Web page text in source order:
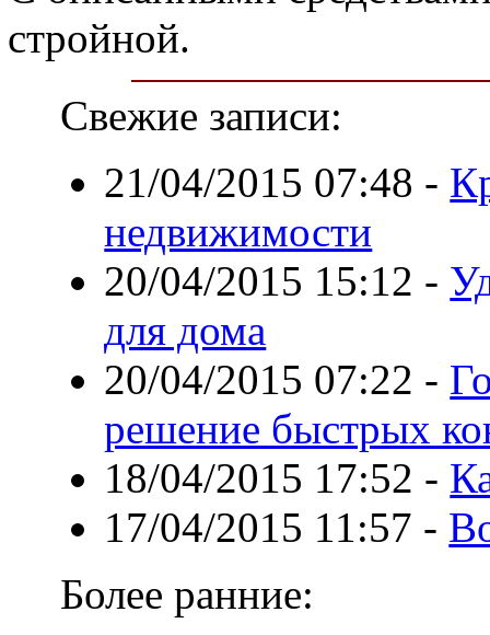
стройной.
Свежие записи:
21/04/2015 07:48 -
недвижимости
20/04/2015 15:12 -
для дома
20/04/2015 07:22 -
решение быстрых
18/04/2015 17:52 -
17/04/2015 11:57 -
Более ранние: